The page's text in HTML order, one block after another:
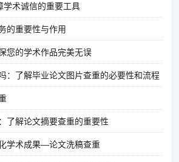
学术诚信的重要工具
的重要性与作用
您的学术作品完美无误
：了解毕业论文图片查重的必要性和流程
了解论文摘要查重的重要性
学术成果—论文洗稿查重